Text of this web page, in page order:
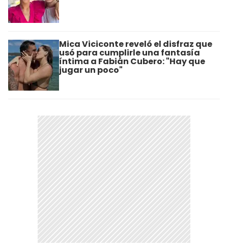
Mica Viciconte reveló el disfraz que
usó para cumplirle una fantasía
íntima a Fabián Cubero: "Hay que
jugar un poco"